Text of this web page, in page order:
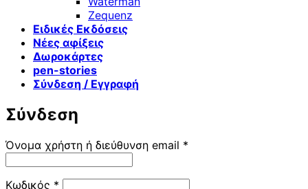
Zequenz
Ειδικές Εκδόσεις
Νέες αφίξεις
Δωροκάρτες
pen-stories
Σύνδεση / Εγγραφή
Σύνδεση
Όνομα χρήστη ή διεύθυνση email *
Κωδικός * Απαιτείται